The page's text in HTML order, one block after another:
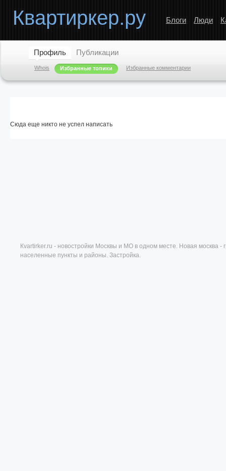
Квартиркер.ру Блоги Люди
Профиль
Whois Избранные топики Избранные комментарии
Публикации
Сюда еще никто не успел написать
Кvartirker.ru - новостройки Москвы и МО в одном месте. Новая москва
населенные пункты и районы. Застройка.